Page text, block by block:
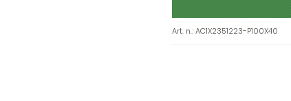
Art. n.:AC1X2351223-P100X40